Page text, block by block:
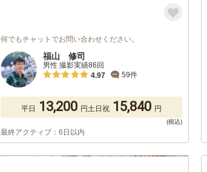
何でもチャットでお問い合わせください。
福山 修司
男性 撮影実績86回
4.97
59件
平日 13,200 円土日祝 15,840 円
最終アクティブ：6日以内